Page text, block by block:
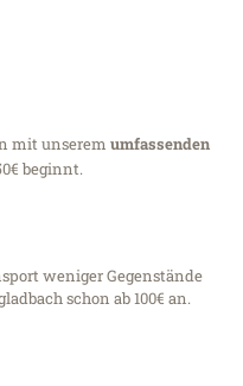
mit unserem umfassenden
beginnt.
weniger Gegenstände
schon ab 100€ an.